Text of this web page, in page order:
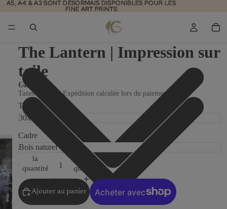
A5, A4 & A3 SONT DÉSORMAIS DISPONIBLES POUR LES
FINE ART PRINTS
A5, A4 & A3 SONT DÉSORMAIS DISPONIBLES POUR LES
FINE ART PRINTS
The Lantern | Impression sur
toile
€450,00
Taxes incluses. Expédition calculée lors du paiement.
Taille
Cadre
Diminuer
la
quantité
Augmenter
quantité
Ajouter au panier